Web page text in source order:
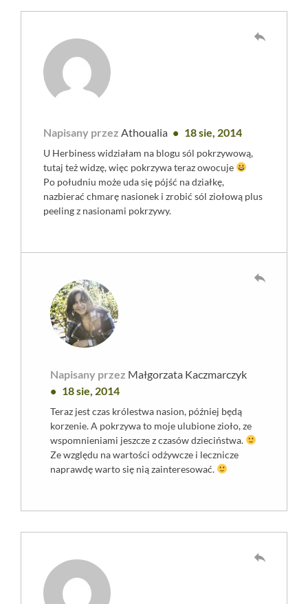
Napisany przez Athoualia 18 sie, 2014
U Herbiness widziałam na blogu sól pokrzywową,
tutaj też widzę, więc pokrzywa teraz owocuje
Po południu może uda się pójść na działkę,
nazbierać chmarę nasionek i zrobić sól ziołową plus
peeling z nasionami pokrzywy.
reply
Napisany przez Małgorzata Kaczmarczyk
18 sie, 2014
Teraz jest czas królestwa nasion, później będą
korzenie. A pokrzywa to moje ulubione zioło, ze
wspomnieniami jeszcze z czasów dzieciństwa.
Ze względu na wartości odżywcze i lecznicze
naprawdę warto się nią zainteresować.
reply
reply